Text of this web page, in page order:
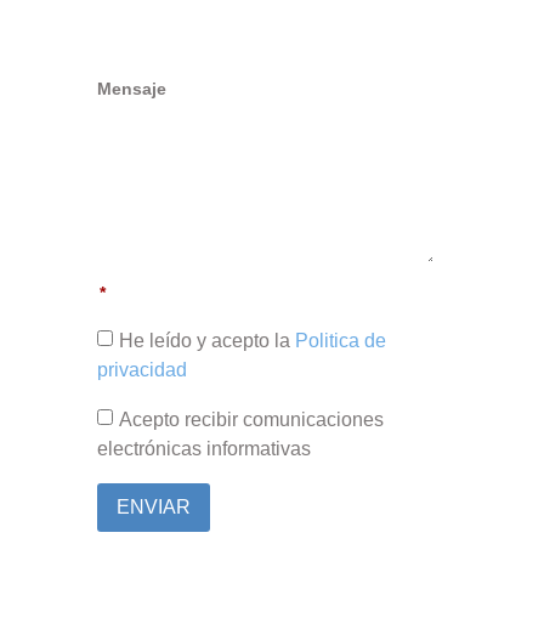
Mensaje
He leído y acepto la Politica de
privacidad
Acepto recibir comunicaciones
electrónicas informativas
ENVIAR